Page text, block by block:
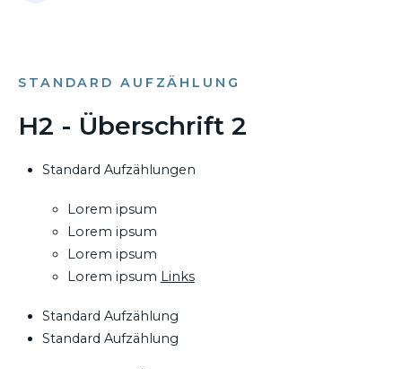
STANDARD AUFZÄHLUNG
H2 - Überschrift 2
Standard Aufzählungen
Lorem ipsum
Lorem ipsum
Lorem ipsum
Lorem ipsum Links
Standard Aufzählung
Standard Aufzählung